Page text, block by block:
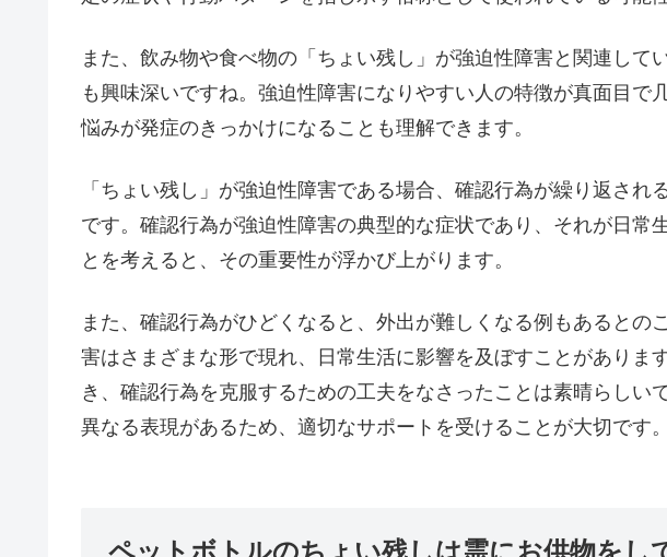
また、飲み物や食べ物の「ちょい残し」が強迫性障害と関連して
も興味深いですね。強迫性障害になりやすい人の特徴が真面目で
悩みが発症のきっかけになることも理解できます。
「ちょい残し」が強迫性障害である場合、確認行為が繰り返され
です。確認行為が強迫性障害の典型的な症状であり、それが日常
とを考えると、その重要性が浮かび上がります。
また、確認行為がひどくなると、外出が難しくなる例もあるとの
害はさまざまな形で現れ、日常生活に影響を及ぼすことがありま
き、確認行為を克服するための工夫をなさったことは素晴らしい
異なる表現があるため、適切なサポートを受けることが大切です。
ペットボトルのちょい残しは霊にお供物をし